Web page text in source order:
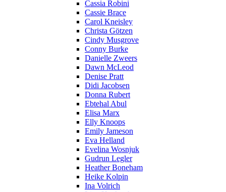
Cassia Robini
Cassie Brace
Carol Kneisley
Christa Götzen
Cindy Musgrove
Conny Burke
Danielle Zweers
Dawn McLeod
Denise Pratt
Didi Jacobsen
Donna Rubert
Ebtehal Abul
Elisa Marx
Elly Knoops
Emily Jameson
Eva Helland
Evelina Wosnjuk
Gudrun Legler
Heather Boneham
Heike Kolpin
Ina Volrich